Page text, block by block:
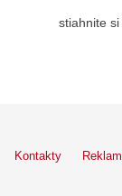
stiahnite
Kontakty